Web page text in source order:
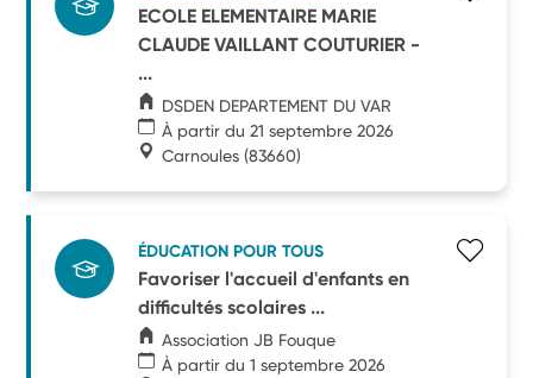
ECOLE ELEMENTAIRE MARIE
CLAUDE VAILLANT COUTURIER -
...
DSDEN DEPARTEMENT DU VAR
À partir du 21 septembre 2026
Carnoules (83660)
ÉDUCATION POUR TOUS
Favoriser l'accueil d'enfants en
difficultés scolaires ...
Association JB Fouque
À partir du 1 septembre 2026